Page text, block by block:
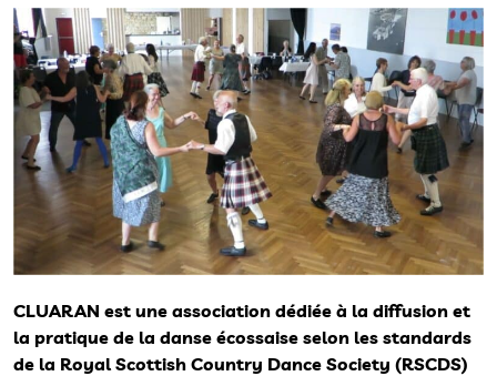
CLUARAN est une association dédiée à la diffusion et
la pratique de la danse écossaise selon les standards
de la Royal Scottish Country Dance Society (RSCDS)